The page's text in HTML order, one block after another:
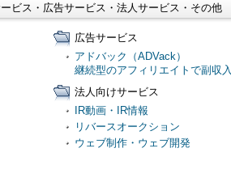
ビス・広告サービス・法人サービス・その他
広告サービス
アドバック（ADVack）
継続型のアフィリエイトで副収入
法人向けサービス
IR動画・IR情報
リバースオークション
ウェブ制作・ウェブ開発